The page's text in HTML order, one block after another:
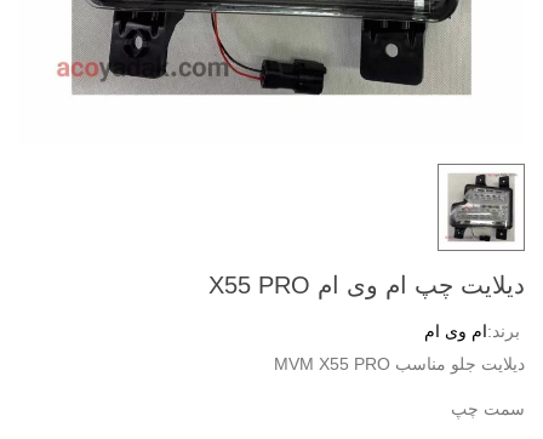
دیلایت چپ ام وی ام X55 PRO
برند:ام وی ام
دیلایت جلو مناسب MVM X55 PRO
سمت چپ